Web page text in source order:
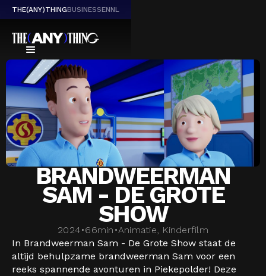
THE(ANY)THINGBUSINESSENNL
BRANDWEERMAN
SAM - DE GROTE
SHOW
2024•66min •Animatie, Kinderfilm
In Brandweerman Sam - De Grote Show staat de
altijd behulpzame brandweerman Sam voor een
reeks spannende avonturen in Piekepolder! Deze